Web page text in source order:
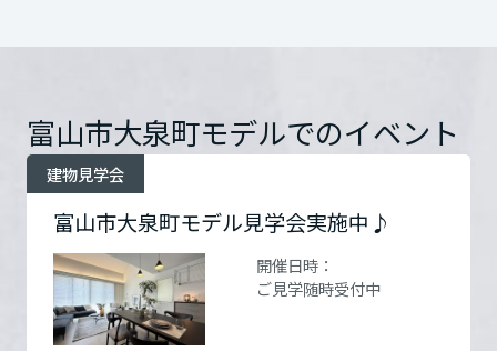
売る [MISAWA RELAY]
これから住まいをご検討の方
多彩な動画やこだわりが詰まった建築実例、注目の最新情報など、住
土地活用の基礎から長期安定経営を目指すオーナー様まで、賃貸経営
に役立つ多彩な情報を幅広くお届けします。
ホームラウンジ 土地活用・賃貸経営
これからリフォームをご検討の方
実例動画や基礎知識、収納の工夫など、理想の住まいを叶えるリフォ
すべてのフィールドに新しい価値をデザインし、持続可能な未来志向
のまちづくりを実現していきます。
ミサワゼネラルソリューション
ミサワホームオーナーさま・リフォーム工事ご契約者さまとミサワホ
ームを結ぶコミュニケーションサイト。お得・便利・安心なコンテン
ツや、ミサワホームからの大切なお知らせなど配信しています。
ミサワオーナーズクラブ
SDGs
採用情報
新卒者採用
中途採用
障がい者採用
富山市大泉町モデルでのイベント
富山市大泉町モデル見学会実施中♪
建物見学会
開催日時：
ご見学随時受付中
福島県
関東
茨城県
栃木県
プで、ひとりカフェタイム。
新しい住まいのカタチがみつかる大泉町モデ
ル、是非ご覧下さい♪
開催場所
お問い合
わせ
電話：
0120-360-330
営業時間：10:00～17:00
定休日：定休日／毎週水曜